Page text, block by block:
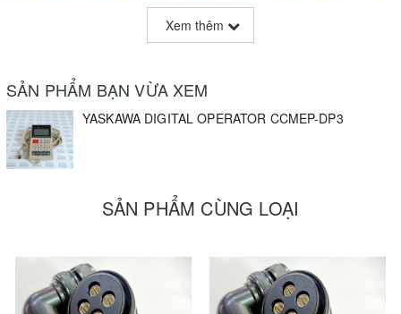
Xem thêm
SẢN PHẨM BẠN VỪA XEM
YASKAWA DIGITAL OPERATOR CCMEP-DP3
SẢN PHẨM CÙNG LOẠI